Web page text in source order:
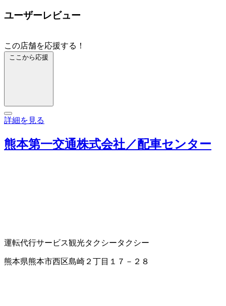
ユーザーレビュー
この店舗を応援する！
ここから応援
詳細を見る
熊本第一交通株式会社／配車センター
運転代行サービス観光タクシータクシー
熊本県熊本市西区島崎２丁目１７－２８